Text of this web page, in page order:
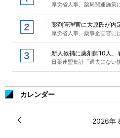
厚労省人事、薬局関連施策
薬剤管理官に大原氏が内
厚労省人事、薬事企画官に
新人候補に薬剤師10人、
日薬連盟集計「過去にない
カレンダー
2026年